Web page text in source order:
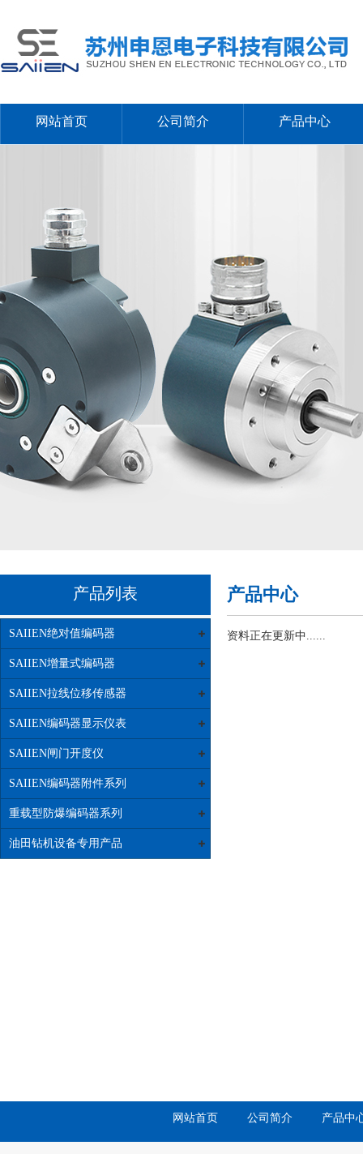
网站首页 公司简介 产品中心
产品列表
SAIIEN绝对值编码器
SAIIEN增量式编码器
SAIIEN拉线位移传感器
SAIIEN编码器显示仪表
SAIIEN闸门开度仪
SAIIEN编码器附件系列
重载型防爆编码器系列
油田钻机设备专用产品
产品中心
资料正在更新中......
网站首页 公司简介 产品中